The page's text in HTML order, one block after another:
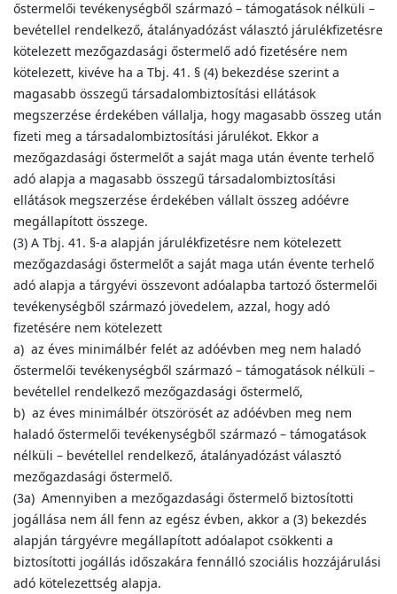
őstermelői tevékenységből származó – támogatások nélküli –
bevétellel rendelkező, átalányadózást választó járulékfizetésre
kötelezett mezőgazdasági őstermelő adó fizetésére nem
kötelezett, kivéve ha a Tbj. 41. § (4) bekezdése szerint a
magasabb összegű társadalombiztosítási ellátások
megszerzése érdekében vállalja, hogy magasabb összeg után
fizeti meg a társadalombiztosítási járulékot. Ekkor a
mezőgazdasági őstermelőt a saját maga után évente terhelő
adó alapja a magasabb összegű társadalombiztosítási
ellátások megszerzése érdekében vállalt összeg adóévre
megállapított összege.
(3) A Tbj. 41. §-a alapján járulékfizetésre nem kötelezett
mezőgazdasági őstermelőt a saját maga után évente terhelő
adó alapja a tárgyévi összevont adóalapba tartozó őstermelői
tevékenységből származó jövedelem, azzal, hogy adó
fizetésére nem kötelezett
a) az éves minimálbér felét az adóévben meg nem haladó
őstermelői tevékenységből származó – támogatások nélküli –
bevétellel rendelkező mezőgazdasági őstermelő,
b) az éves minimálbér ötszörösét az adóévben meg nem
haladó őstermelői tevékenységből származó – támogatások
nélküli – bevétellel rendelkező, átalányadózást választó
mezőgazdasági őstermelő.
(3a) Amennyiben a mezőgazdasági őstermelő biztosítotti
jogállása nem áll fenn az egész évben, akkor a (3) bekezdés
alapján tárgyévre megállapított adóalapot csökkenti a
biztosítotti jogállás időszakára fennálló szociális hozzájárulási
adó kötelezettség alapja.